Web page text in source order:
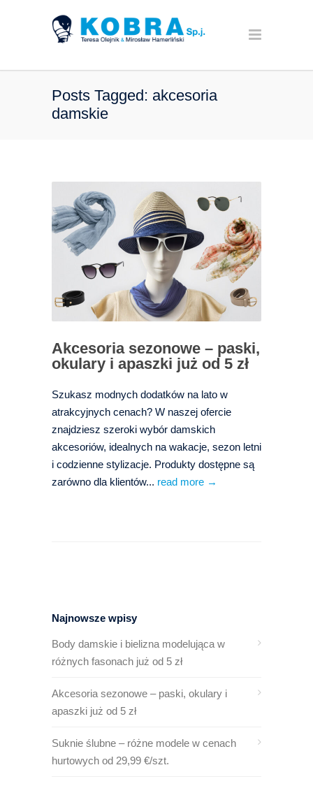
Posts Tagged: akcesoria
damskie
Akcesoria sezonowe – paski,
okulary i apaszki już od 5 zł
Szukasz modnych dodatków na lato w
atrakcyjnych cenach? W naszej ofercie
znajdziesz szeroki wybór damskich
akcesoriów, idealnych na wakacje, sezon letni
i codzienne stylizacje. Produkty dostępne są
zarówno dla klientów... read more →
Najnowsze wpisy
Body damskie i bielizna modelująca w
różnych fasonach już od 5 zł
Akcesoria sezonowe – paski, okulary i
apaszki już od 5 zł
Suknie ślubne – różne modele w cenach
hurtowych od 29,99 €/szt.